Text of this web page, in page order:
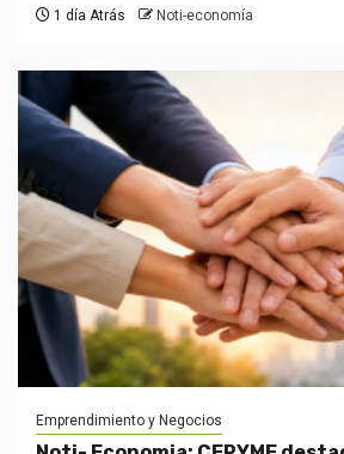
1 día Atrás Noti-economía
Emprendimiento y Negocios